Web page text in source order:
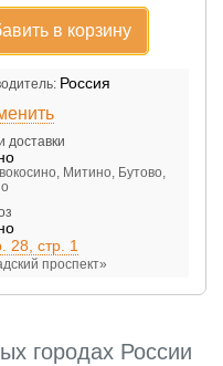
в корзину
Россия
доставки
Митино, Бутово,
28, стр. 1
проспект»
городах России